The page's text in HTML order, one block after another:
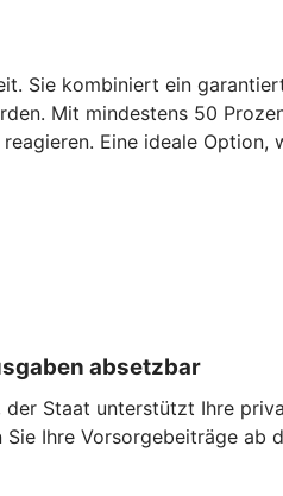
Sie kombiniert ein
Mit mindestens 50
Eine ideale
absetzbar
Staat unterstützt Ihre
Ihre Vorsorgebeiträge ab